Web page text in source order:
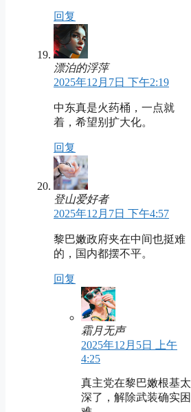
回复
漂泊的浮萍
2025年12月7日 下午2:19
中东真是火药桶，一点就
着，希望别扩大化。
回复
登山爱好者
2025年12月7日 下午4:57
黎巴嫩政府夹在中间也挺难
的，国内都摆不平。
回复
霜月无声
2025年12月5日 上午
4:25
真主党在黎巴嫩根基太
深了，解除武装确实困